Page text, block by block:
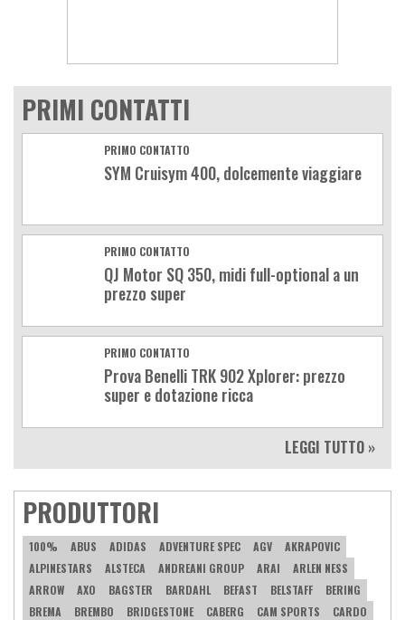
PRIMI CONTATTI
PRIMO CONTATTO
SYM Cruisym 400, dolcemente viaggiare
PRIMO CONTATTO
QJ Motor SQ 350, midi full-optional a un
prezzo super
PRIMO CONTATTO
Prova Benelli TRK 902 Xplorer: prezzo
super e dotazione ricca
LEGGI TUTTO »
PRODUTTORI
100% ABUS ADIDAS ADVENTURE SPEC AGV
AKRAPOVIC
ALPINESTARS
ALSTECA ANDREANI GROUP ARAI
ARLEN NESS
ARROW
AXO BAGSTER BARDAHL BEFAST BELSTAFF
BERING
BREMA
BREMBO BRIDGESTONE CABERG CAM SPORTS
CARDO